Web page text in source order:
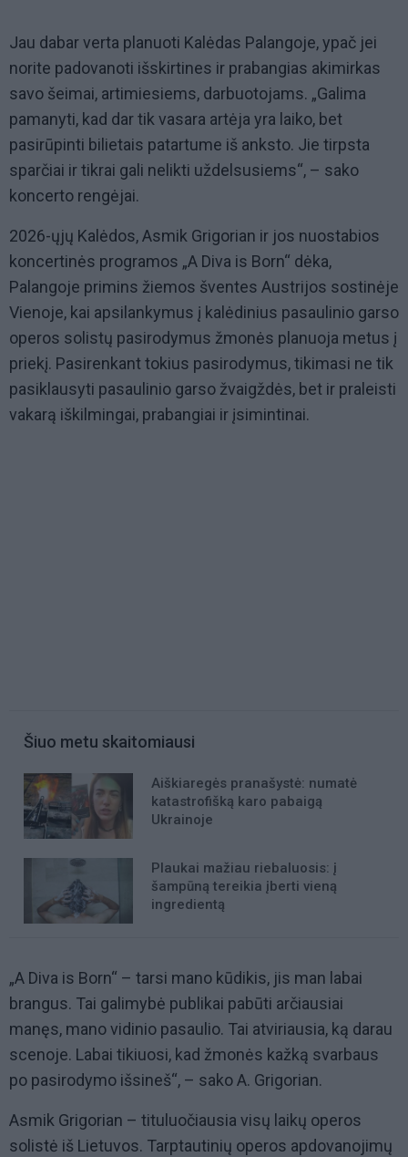
Jau dabar verta planuoti Kalėdas Palangoje, ypač jei
norite padovanoti išskirtines ir prabangias akimirkas
savo šeimai, artimiesiems, darbuotojams. „Galima
pamanyti, kad dar tik vasara artėja yra laiko, bet
pasirūpinti bilietais patartume iš anksto. Jie tirpsta
sparčiai ir tikrai gali nelikti uždelsusiems“, – sako
koncerto rengėjai.
2026-ųjų Kalėdos, Asmik Grigorian ir jos nuostabios
koncertinės programos „A Diva is Born“ dėka,
Palangoje primins žiemos šventes Austrijos sostinėje
Vienoje, kai apsilankymus į kalėdinius pasaulinio garso
operos solistų pasirodymus žmonės planuoja metus į
priekį. Pasirenkant tokius pasirodymus, tikimasi ne tik
pasiklausyti pasaulinio garso žvaigždės, bet ir praleisti
vakarą iškilmingai, prabangiai ir įsimintinai.
Šiuo metu skaitomiausi
Aiškiaregės pranašystė: numatė
katastrofišką karo pabaigą
Ukrainoje
Plaukai mažiau riebaluosis: į
šampūną tereikia įberti vieną
ingredientą
„A Diva is Born“ – tarsi mano kūdikis, jis man labai
brangus. Tai galimybė publikai pabūti arčiausiai
manęs, mano vidinio pasaulio. Tai atviriausia, ką darau
scenoje. Labai tikiuosi, kad žmonės kažką svarbaus
po pasirodymo išsineš“, – sako A. Grigorian.
Asmik Grigorian – tituluočiausia visų laikų operos
solistė iš Lietuvos. Tarptautinių operos apdovanojimų